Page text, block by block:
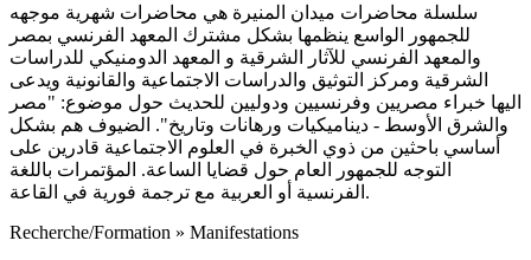
سلسلة محاضرات ميدان المنيرة هي محاضرات شهرية موجهه
للجمهور الواسع ينظمها بشكل مشترك المعهد الفرنسي بمصر
والمعهد الفرنسي للآثار الشرقية و المعهد الدومنيكي للدراسات
الشرقية ومركز التوثيق والدراسات الاجتماعية والقانونية ويدعى
اليها خبراء مصريين وفرنسيين ودوليين للحديث حول موضوع: "مصر
والشرق الأوسط - ديناميكيات ورهانات وتاريخ". الضيوف هم بشكل
أساسي باحثين من ذوي الخبرة في العلوم الاجتماعية قادرين على
التوجه للجمهور العام حول قضايا الساعة. المؤتمرات باللغة
الفرنسية أو العربية مع ترجمة فورية في القاعة.
Recherche/Formation » Manifestations